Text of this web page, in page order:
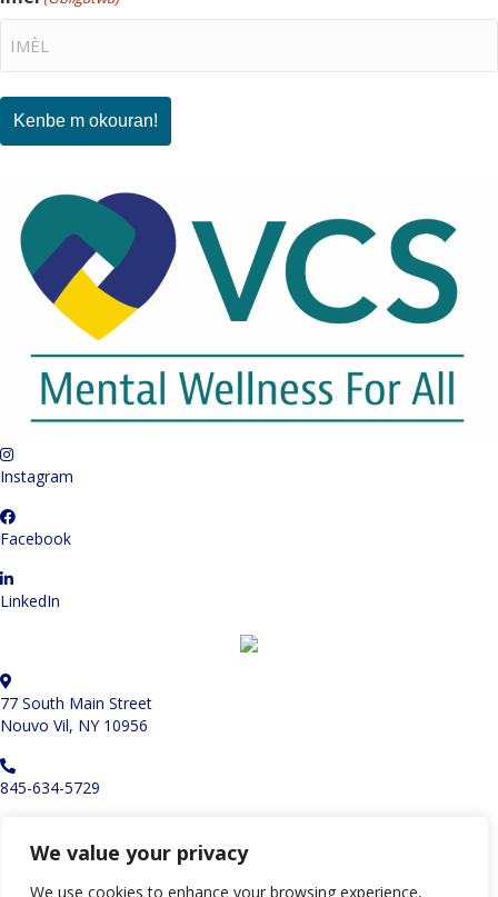
We value your privacy
We use cookies to enhance your browsing experience,
Instagram
Facebook
LinkedIn
77 South Main Street
Nouvo Vil, NY 10956
845-634-5729
Lendi - Jedi
9:00 AM - 9:00 PM